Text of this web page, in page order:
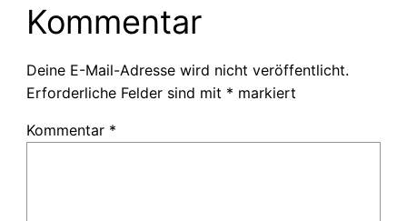
Kommentar
Deine E-Mail-Adresse wird nicht veröffentlicht.
Erforderliche Felder sind mit * markiert
Kommentar *